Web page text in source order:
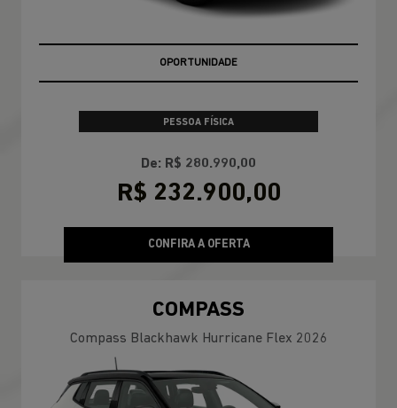
OPORTUNIDADE
PESSOA FÍSICA
De: R$ 280.990,00
R$ 232.900,00
CONFIRA A OFERTA
COMPASS
Compass Blackhawk Hurricane Flex 2026